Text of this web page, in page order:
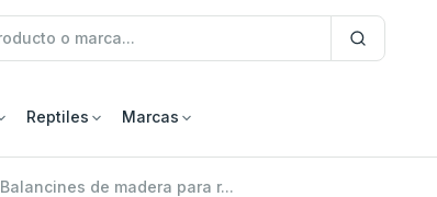
Reptiles Marcas
Balancines de madera para r...